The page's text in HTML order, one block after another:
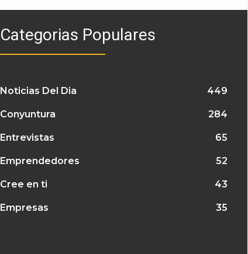
Categorias Populares
Noticias Del Dia 449
Conyuntura 284
Entrevistas 65
Emprendedores 52
Cree en ti 43
Empresas 35